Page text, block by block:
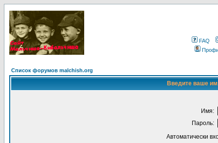
FAQ
Список форумов malchish.org
Введите ваше
Имя:
Пароль:
Автоматически